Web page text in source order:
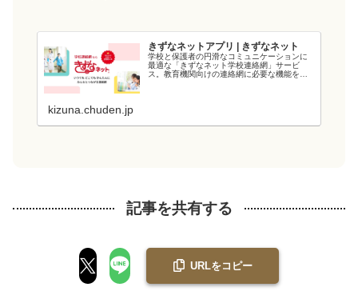
きずなネットアプリ | きずなネット
学校と保護者の円滑なコミュニケーションに
最適な「きずなネット学校連絡網」サービ
ス。教育機関向けの連絡網に必要な機能を備
kizuna.chuden.jp
記事を共有する
URLをコピー